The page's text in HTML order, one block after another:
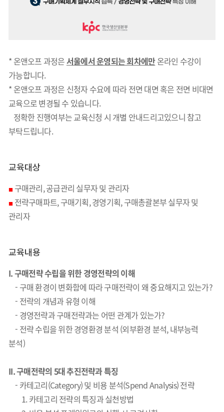
* 온앤오프 과정은서울에서 운영되는 회차에만온라인 수강이
가능합니다.
* 온앤오프 과정은 신청자 수요에 따라 전면 대면 혹은 전면 비대면
교육으로 변경될 수 있습니다.
정확한 진행여부는 교육신청 시 개별 안내드리고있으니 참고
부탁드립니다.
교육대상
■ 구매관리, 공급관리 실무자 및 관리자
■ 전략구매파트, 구매기획, 경영기획, 구매총괄본부 실무자 및
관리자
교육내용
I.구매전략 수립을 위한 경영전략의 이해
- 구매 환경이 변화함에 따라 구매전략이 왜 중요해지고 있는가?
- 전략의 개념과 유형 이해
- 경영전략과 구매전략과는 어떤 관계가 있는가?
- 전략 수립을 위한 경영환경 분석 (외부환경 분석, 내부능력
분석)
II.구매전략의 5대 추진전략과 특징
- 카테고리(Category) 및 비용 분석(Spend Analysis) 전략
1. 카테고리 전략의 특징과 실천방법